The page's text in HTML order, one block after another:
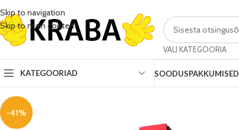
Skip to navigation
Skip to main content
VALI KATEGOORIA
KATEGOORIAD SOODUSPAKKUMISED
-41%